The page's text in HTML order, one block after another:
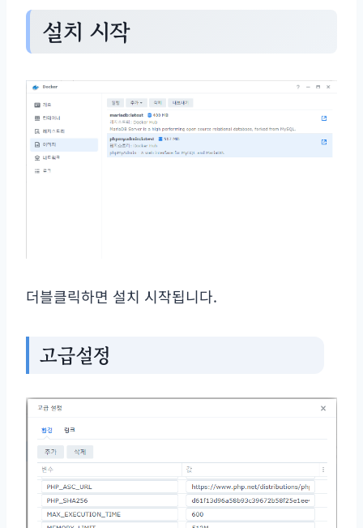
설치 시작
더블클릭하면 설치 시작됩니다.
고급설정